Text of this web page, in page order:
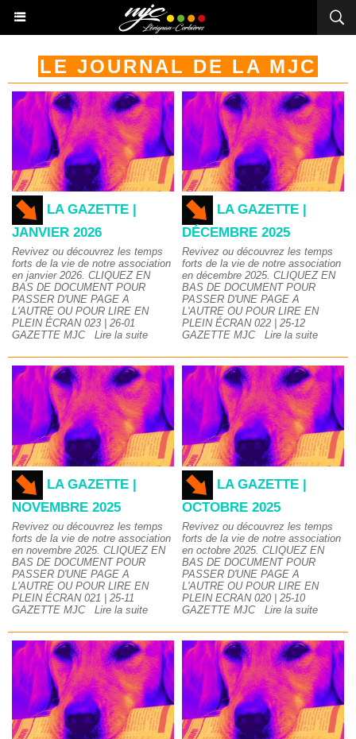
LE JOURNAL DE LA MJC
LA GAZETTE |
JANVIER 2026
Revivez ou découvrez les temps
forts de la vie de notre association
en janvier 2026. CLIQUEZ EN
BAS DE DOCUMENT POUR
PASSER D'UNE PAGE A
L'AUTRE OU POUR LIRE EN
PLEIN ÉCRAN 023 | 26-01
GAZETTE MJC Lire la suite
LA GAZETTE |
DÉCEMBRE 2025
Revivez ou découvrez les temps
forts de la vie de notre association
en décembre 2025. CLIQUEZ EN
BAS DE DOCUMENT POUR
PASSER D'UNE PAGE A
L'AUTRE OU POUR LIRE EN
PLEIN ÉCRAN 022 | 25-12
GAZETTE MJC Lire la suite
LA GAZETTE |
NOVEMBRE 2025
Revivez ou découvrez les temps
forts de la vie de notre association
en novembre 2025. CLIQUEZ EN
BAS DE DOCUMENT POUR
PASSER D'UNE PAGE A
L'AUTRE OU POUR LIRE EN
PLEIN ÉCRAN 021 | 25-11
GAZETTE MJC Lire la suite
LA GAZETTE |
OCTOBRE 2025
Revivez ou découvrez les temps
forts de la vie de notre association
en octobre 2025. CLIQUEZ EN
BAS DE DOCUMENT POUR
PASSER D'UNE PAGE A
L'AUTRE OU POUR LIRE EN
PLEIN ECRAN 020 | 25-10
GAZETTE MJC Lire la suite